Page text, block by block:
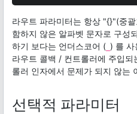
라우트 파라미터는 항상 "{}"(중
함하지 않은 알파벳 문자로 구성
하기 보다는 언더스코어 ( ) 를 사
라우트 콜백 / 컨트롤러에 주입
롤러 인자에서 문제가 되지 않는
선택적 파라미터